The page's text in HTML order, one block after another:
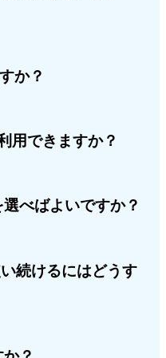
か？
用できますか？
べばよいですか？
続けるにはどうす